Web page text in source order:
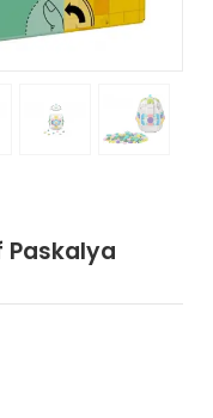
Paskalya